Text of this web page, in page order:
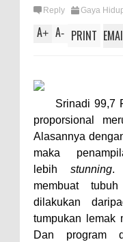
Reply Gaya
A+ A- PRINT
Srinadi 99,7
proporsional
Alasannya
maka
lebih
stunning.
membuat
dilakukan
tumpukan lemak
Dan program